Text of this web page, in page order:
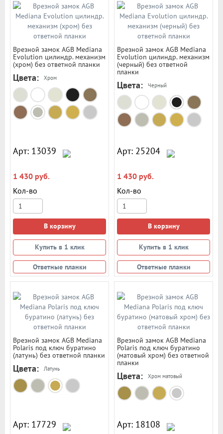
Врезной замок AGB Mediana
Evolution цилиндр. механизм
(хром) без ответной планки
Цвета: Хром
Арт: 13039
1 430 руб.
Кол-во
В корзину
Купить в 1 клик
Ответные планки
Врезной замок AGB Mediana
Evolution цилиндр. механизм
(черный) без ответной
планки
Цвета: Черный
Арт: 25204
1 430 руб.
Кол-во
В корзину
Купить в 1 клик
Ответные планки
Врезной замок AGB Mediana
Polaris под ключ буратино
(латунь) без ответной планки
Цвета: Латунь
Арт: 17729
Врезной замок AGB Mediana
Polaris под ключ буратино
(матовый хром) без ответной
планки
Цвета: Хром матовый
Арт: 18108